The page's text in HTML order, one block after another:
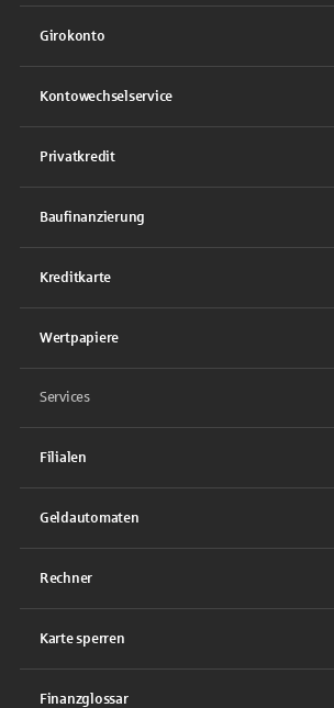
Girokonto
Kontowechselservice
Privatkredit
Baufinanzierung
Kreditkarte
Wertpapiere
Services
Filialen
Geldautomaten
Rechner
Karte sperren
Finanzglossar